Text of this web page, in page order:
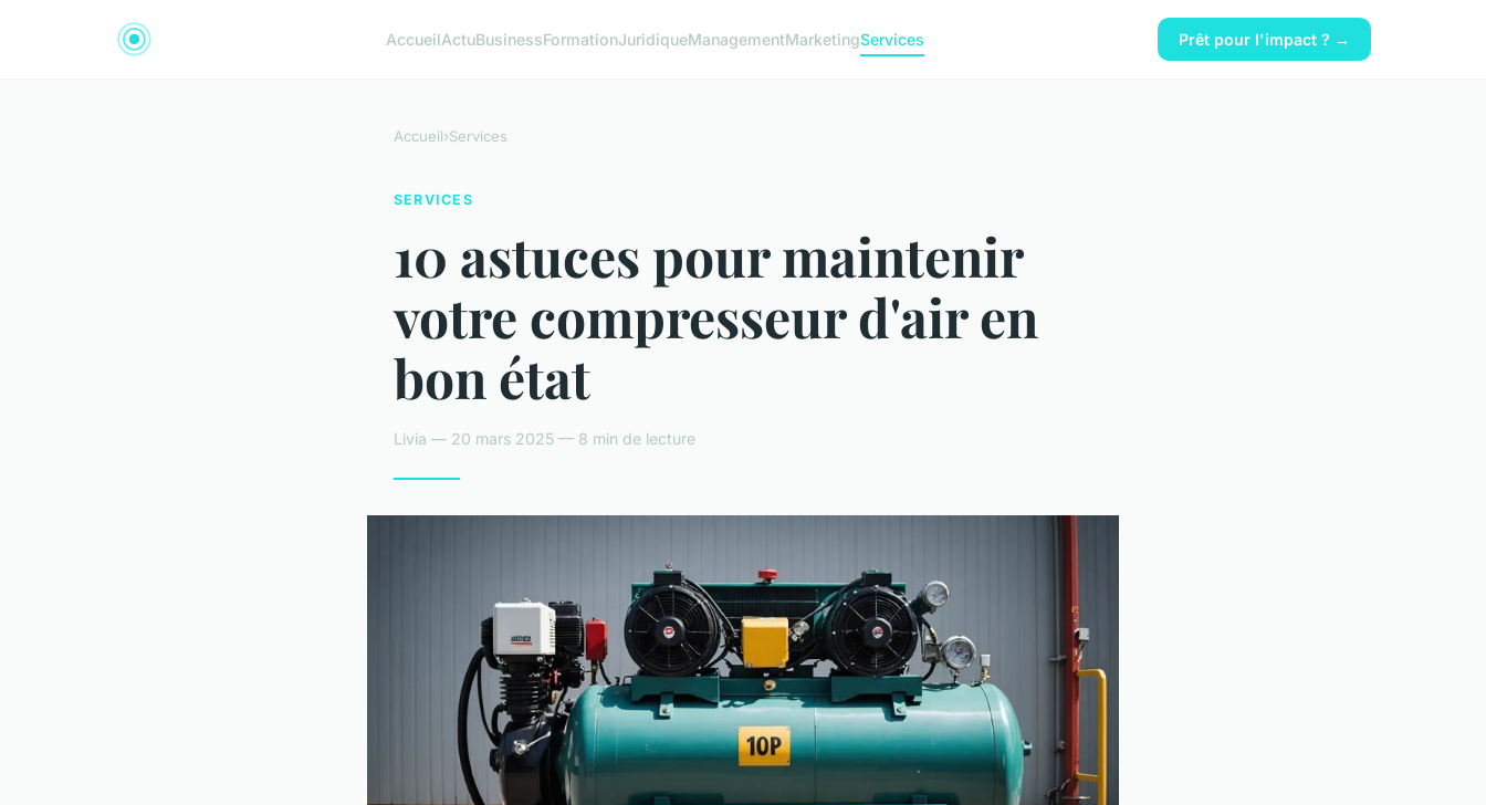
AccueilActuBusinessFormationJuridiqueManagementMarketingServices Prêt pour l'impact ? →
Accueil›Services
SERVICES
10 astuces pour maintenir
votre compresseur d'air en
bon état
Livia — 20 mars 2025 — 8 min de lecture